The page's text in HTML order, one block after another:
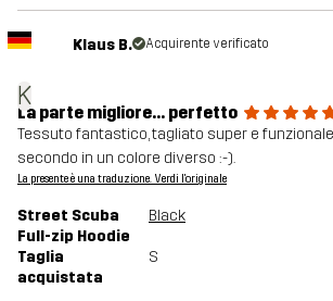
K
Klaus B. Acquirente verificato
La parte migliore... perfetto
Tessuto fantastico, tagliato super e
secondo in un colore diverso :-).
La presente è una traduzione. Verdi l'originale
Street Scuba
Full-zip Hoodie
Black
Taglia
acquistata
S